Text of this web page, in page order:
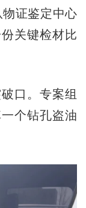
证鉴定中心
关键检材比
口。专案组
个钻孔盗油